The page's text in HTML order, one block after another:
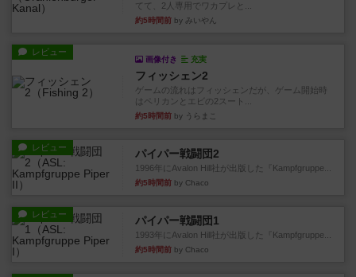
てて、2人専用でワカプレと...
約5時間前 by みいやん
レビュー
画像付き 充実
フィッシェン2
ゲームの流れはフィッシェンだが、ゲーム開始時
はペリカンとエビの2スート...
約5時間前 by うらまこ
レビュー パイパー戦闘団2
1996年にAvalon Hill社が出版した『Kampfgruppe...
約5時間前 by Chaco
レビュー パイパー戦闘団1
1993年にAvalon Hill社が出版した『Kampfgruppe...
約5時間前 by Chaco